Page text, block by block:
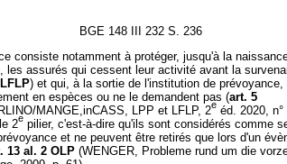
BGE 148 III 232 S. 236
consiste notamment à protéger, jusqu'à la
les assurés qui cessent leur activité avant la
) et qui, à la sortie de l'institution de
en espèces ou ne le demandent pas (art. 5
MANGE,inCASS, LPP et LFLP, 2e éd. 2020, n°
2e pilier, c'est-à-dire qu'ils sont considérés comme
et ne peuvent être retirés que lors d'un
13 al. 2 OLP (WENGER, Probleme rund um die